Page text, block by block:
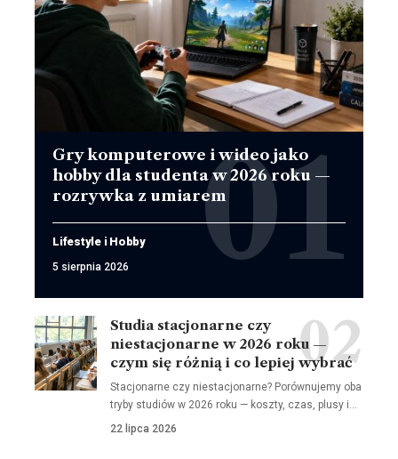
Gry komputerowe i wideo jako
hobby dla studenta w 2026 roku —
rozrywka z umiarem
Lifestyle i Hobby
5 sierpnia 2026
Studia stacjonarne czy
niestacjonarne w 2026 roku —
czym się różnią i co lepiej wybrać
Stacjonarne czy niestacjonarne? Porównujemy oba
tryby studiów w 2026 roku — koszty, czas, plusy i…
22 lipca 2026